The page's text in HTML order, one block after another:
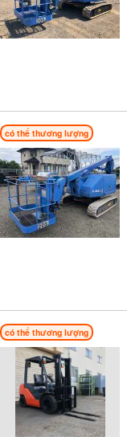
có thể thương lượng
có thể thương lượng